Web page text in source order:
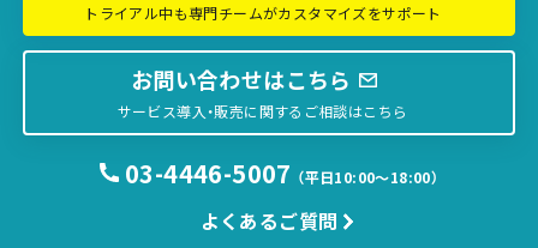
トライアル中も専門チームがカスタマイズをサポート
お問い合わせはこちら
サービス導入・販売に関するご相談はこちら
03-4446-5007 （平日10:00〜18:00）
よくあるご質問